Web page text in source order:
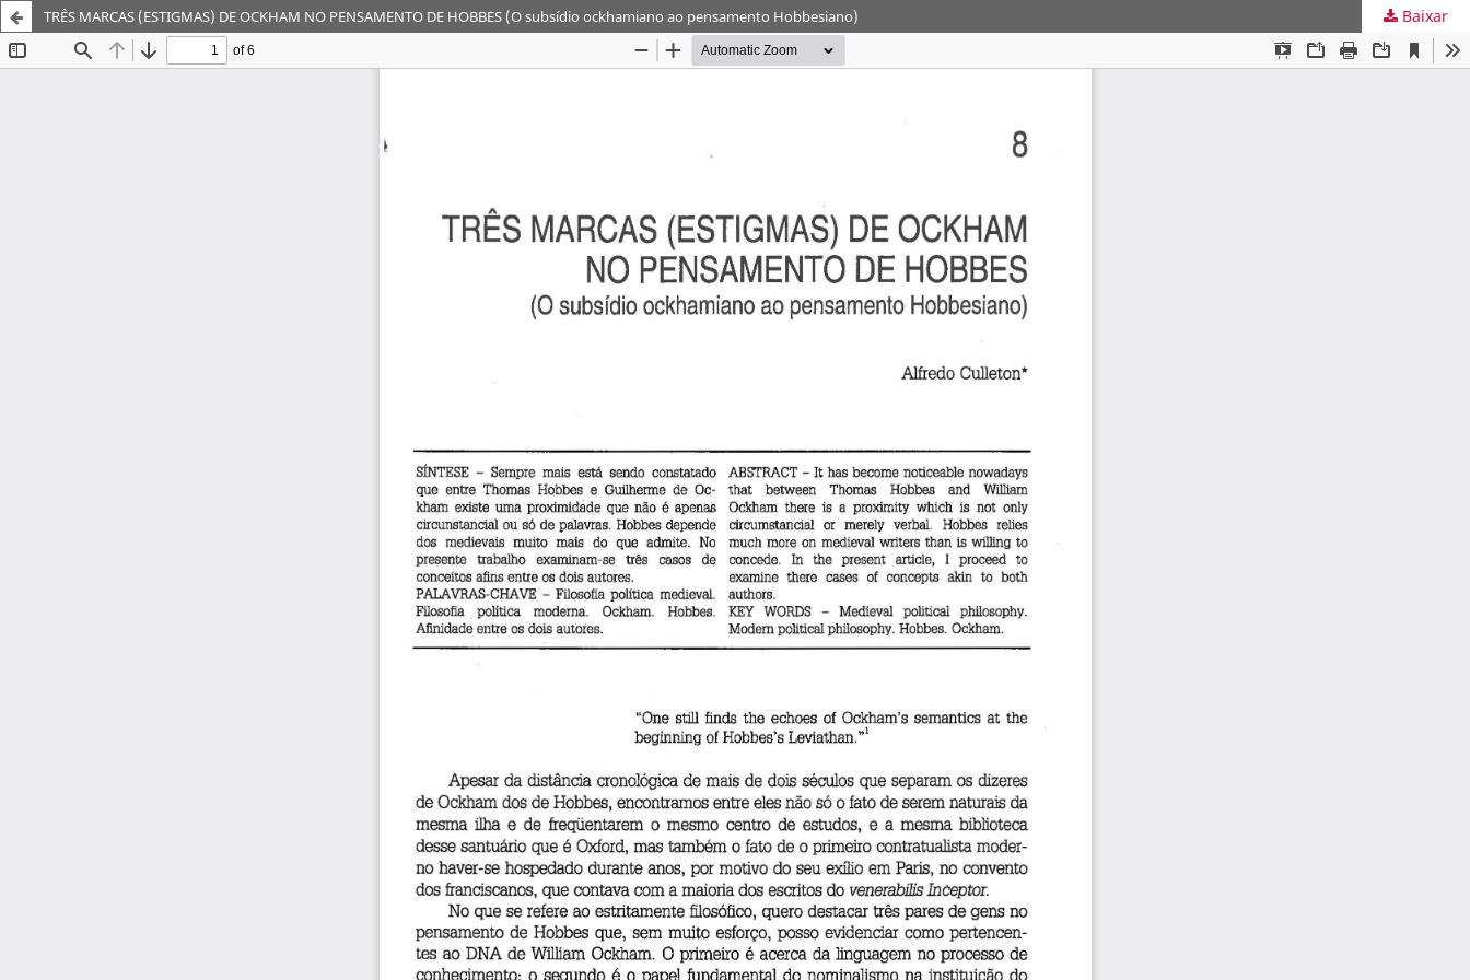
TRÊS MARCAS (ESTIGMAS) DE OCKHAM NO PENSAMENTO DE HOBBES (O subsídio ockhamiano ao pensamento Hobbesiano) Baixar